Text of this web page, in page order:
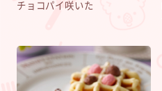
チョコパイ咲いた